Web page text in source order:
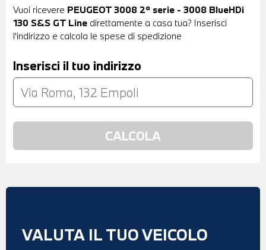
Vuoi ricevere PEUGEOT 3008 2ª serie - 3008 BlueHDi
130 S&S GT Line direttamente a casa tua? Inserisci
l'indirizzo e calcola le spese di spedizione
Inserisci il tuo indirizzo
VALUTA IL TUO VEICOLO